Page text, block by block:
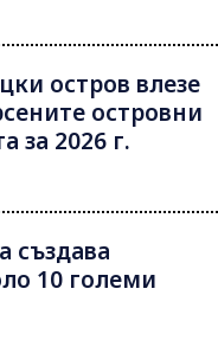
остров влезе
островни
за 2026 г.
създава
10 големи